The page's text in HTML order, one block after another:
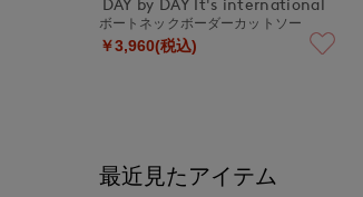
ボートネックボーダーカットソー
￥3,960(税込)
最近見たアイテム